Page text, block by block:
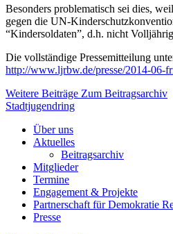
Besonders problematisch sei dies,
gegen die UN-
“Kindersoldaten”, d.h. nicht
Die vollständige Pressemitteilung
http://www.ljrbw.de/presse/2014-06-
Weitere Beiträge Zum Beitragsarchiv
Stadtjugendring
Über uns
Aktuelles
Beitragsarchiv
Mitglieder
Termine
Engagement & Projekte
Partnerschaft für Demokratie
Presse